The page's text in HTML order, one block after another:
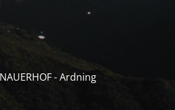
- Ardning